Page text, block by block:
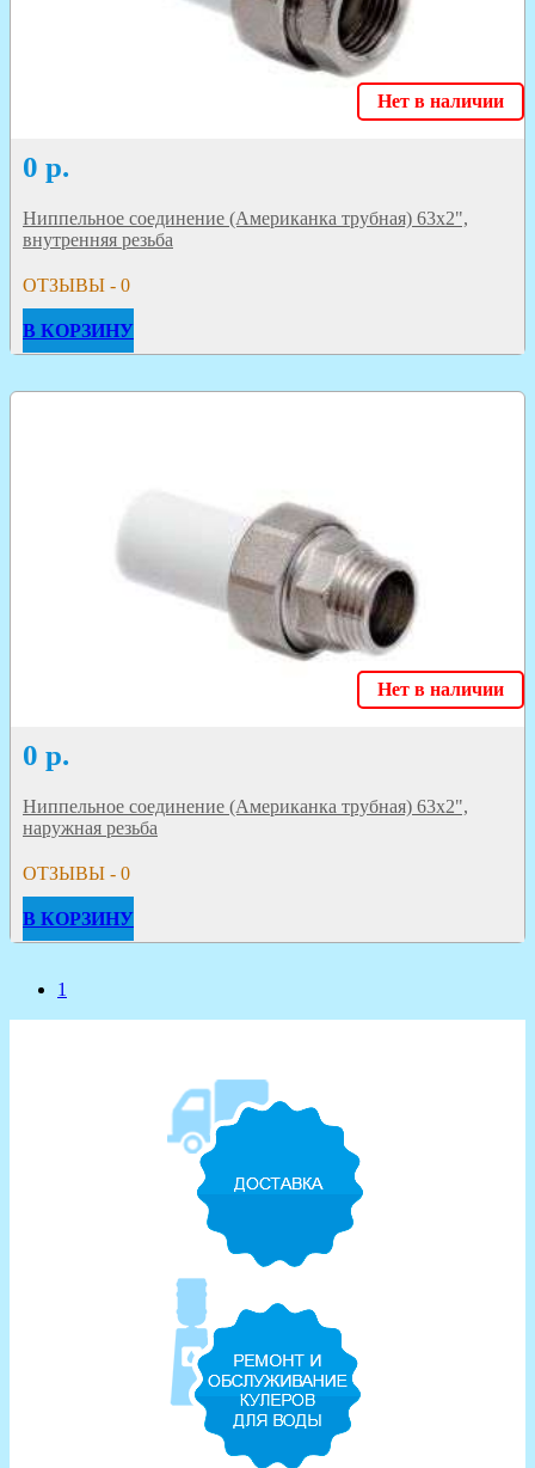
Нет в наличии
0 р.
Ниппельное соединение (Американка трубная) 63х2",
внутренняя резьба
ОТЗЫВЫ - 0
В КОРЗИНУ
Нет в наличии
0 р.
Ниппельное соединение (Американка трубная) 63х2",
наружная резьба
ОТЗЫВЫ - 0
В КОРЗИНУ
1